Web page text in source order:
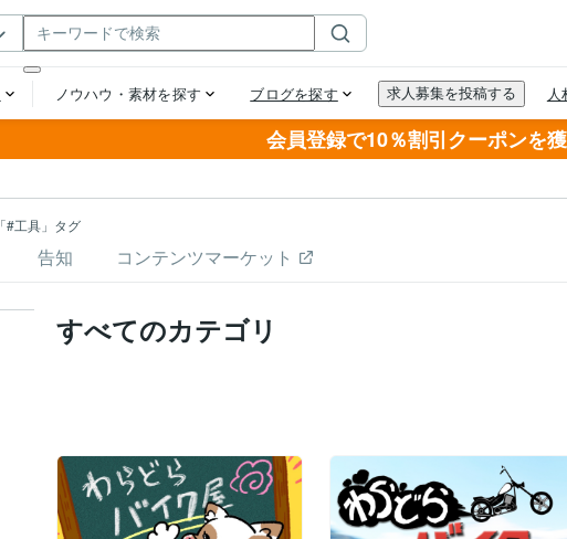
会員登録で10％割引クーポンを獲
「#工具」タグ
告知 コンテンツマーケット
すべてのカテゴリ